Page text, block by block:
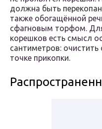
должна быть
также обогащённой
сфагновым торфом.
корешков есть смысл
сантиметров:
точке прикопки.